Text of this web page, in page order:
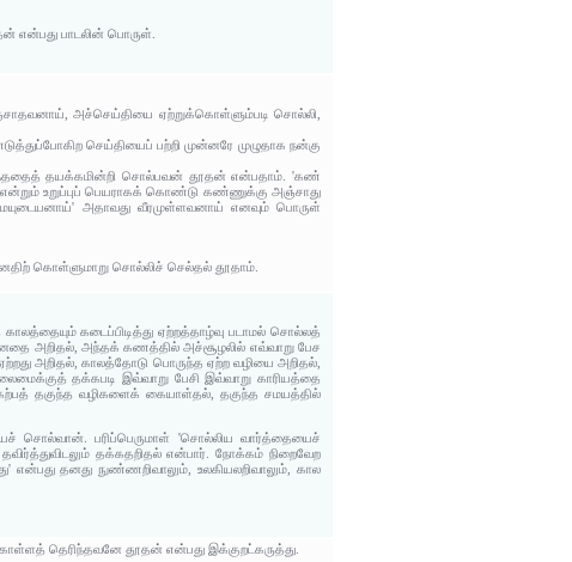
என்பது பாடலின் பொருள்.
அச்செய்தியை ஏற்றுக்கொள்ளும்படி சொல்லி,
செய்தியைப் பற்றி முன்னரே முழுதாக நன்கு
தயக்கமின்றி சொல்பவன் தூதன் என்பதாம். 'கண்
உறுப்புப் பெயராகக் கொண்டு கண்ணுக்கு அஞ்சாது
அதாவது வீரமுள்ளவனாய் எனவும் பொருள்
கொள்ளுமாறு சொல்லிச் செல்தல் தூதாம்.
கடைப்பிடித்து ஏற்றத்தாழ்வு படாமல் சொல்லத்
அறிதல், அந்தக் கணத்தில் அச்சூழலில் எவ்வாறு பேச
அறிதல், காலத்தோடு பொருந்த ஏற்ற வழியை அறிதல்,
தக்கபடி இவ்வாறு பேசி இவ்வாறு காரியத்தை
தகுந்த வழிகளைக் கையாள்தல், தகுந்த சமயத்தில்
சொல்வான். பரிப்பெருமாள் 'சொல்லிய வார்த்தையைச்
தக்கதறிதல் என்பார். நோக்கம் நிறைவேற
தனது நுண்ணறிவாலும், உலகியலறிவாலும், கால
தெரிந்தவனே தூதன் என்பது இக்குறட்கருத்து.